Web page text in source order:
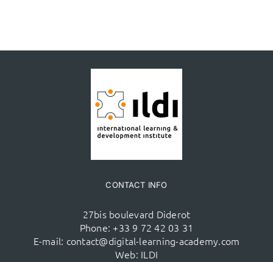
CONTACT INFO
27bis boulevard Diderot
Phone: +33 9 72 42 03 31
E-mail: contact@digital-learning-academy.com
Web: ILDI